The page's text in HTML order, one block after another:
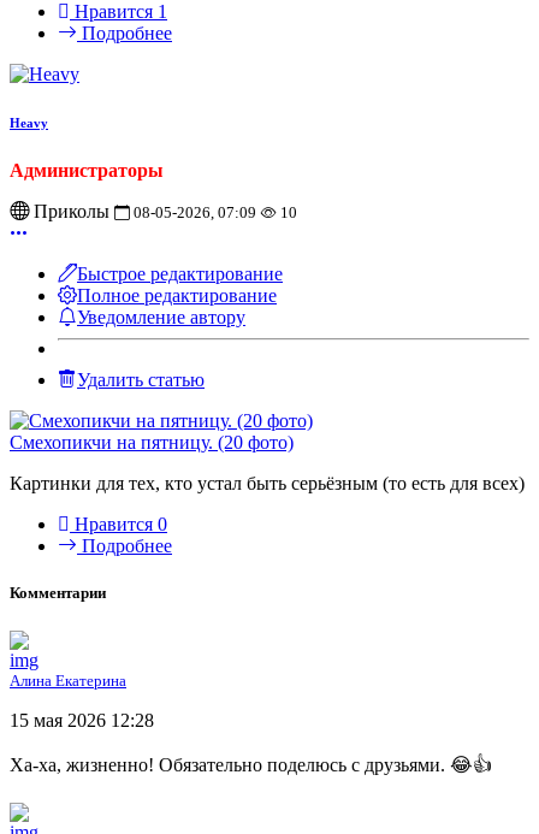
Нравится 1
Подробнее
Heavy
Администраторы
Приколы
08-05-2026, 07:09 10
Быстрое редактирование
Полное редактирование
Уведомление автору
Удалить статью
Смехопикчи на пятницу. (20 фото)
Картинки для тех, кто устал быть серьёзным (то есть для всех)
Нравится 0
Подробнее
Комментарии
Алина Екатерина
15 мая 2026 12:28
Ха-ха, жизненно! Обязательно поделюсь с друзьями. 😂👍